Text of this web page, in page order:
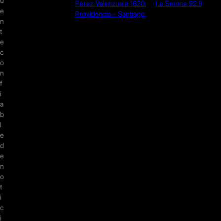
e
n
t
e
c
o
n
f
i
a
b
l
e
d
e
n
o
t
i
c
i
Pérez Valenzuela 1620.
Providencia - Santiago.
La Serena 92.9